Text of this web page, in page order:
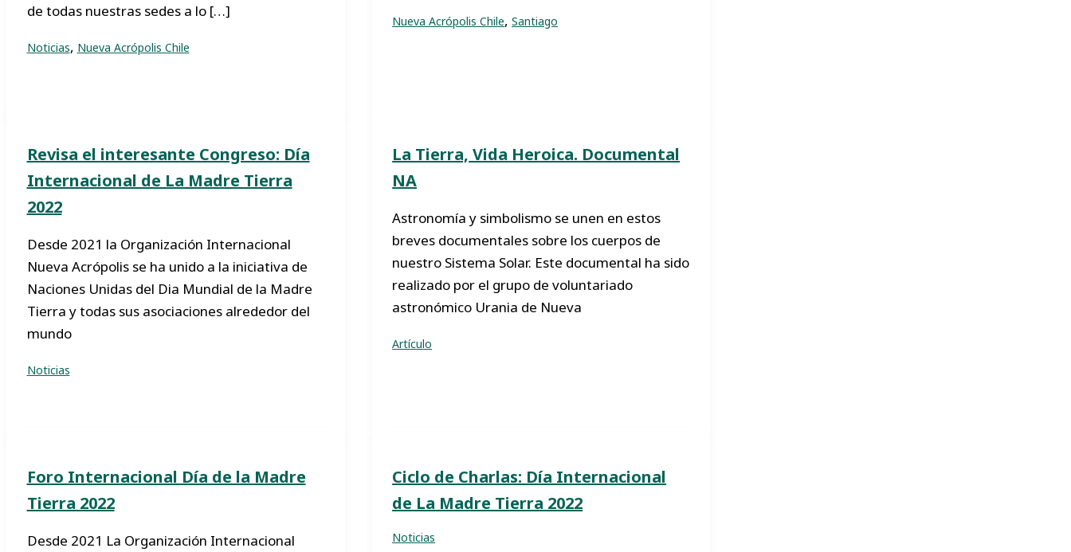
de todas nuestras sedes a lo […]
Noticias, Nueva Acrópolis Chile
Nueva Acrópolis Chile,Santiago
Revisa el interesante Congreso: Día
Internacional de La Madre Tierra
2022
Desde 2021 la Organización Internacional
Nueva Acrópolis se ha unido a la iniciativa de
Naciones Unidas del Dia Mundial de la Madre
Tierra y todas sus asociaciones alrededor del
mundo
Noticias
La Tierra, Vida Heroica. Documental
NA
Astronomía y simbolismo se unen en estos
breves documentales sobre los cuerpos de
nuestro Sistema Solar. Este documental ha sido
realizado por el grupo de voluntariado
astronómico Urania de Nueva
Artículo
Foro Internacional Día de la Madre
Tierra 2022
Desde 2021 La Organización Internacional
Ciclo de Charlas: Día Internacional
de La Madre Tierra 2022
Noticias